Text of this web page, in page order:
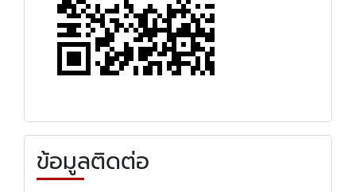
ข้อมูลติดต่อ